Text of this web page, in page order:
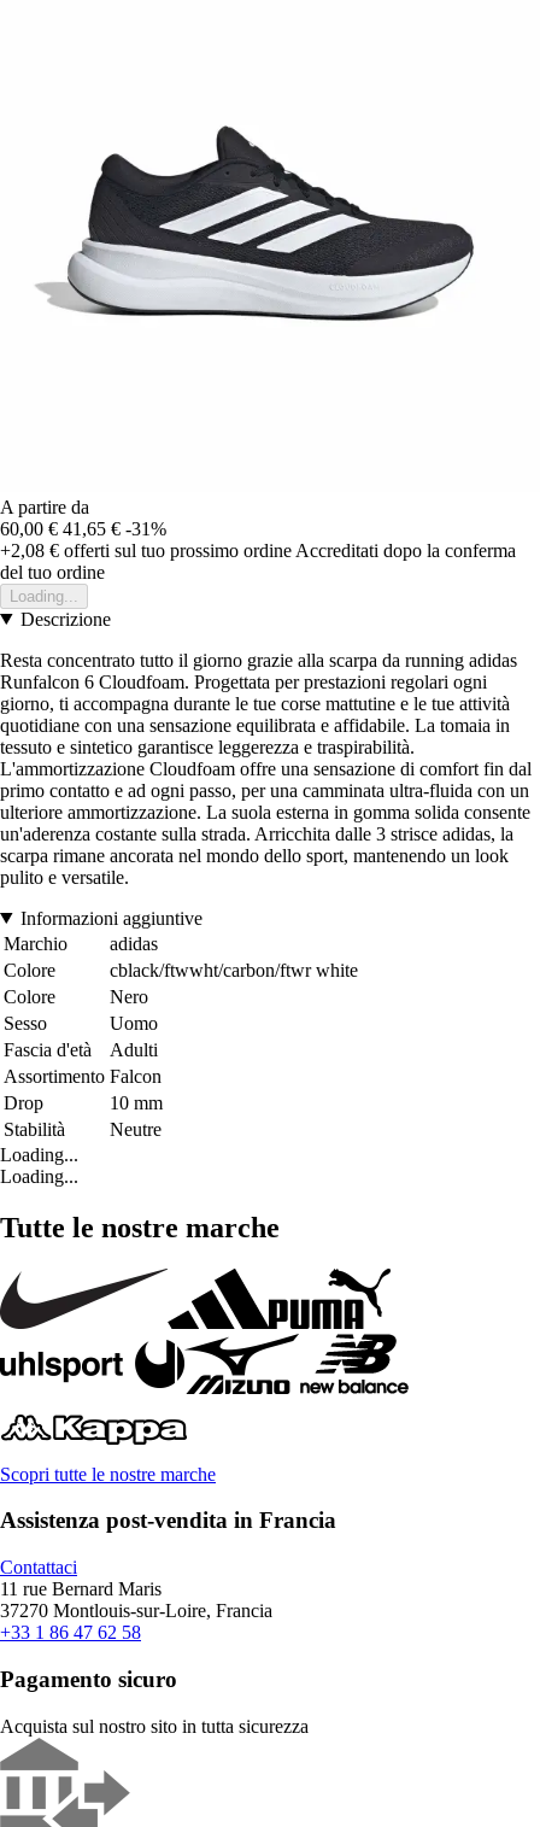
A partire da
60,00 € 41,65 € -31%
+2,08 € offerti sul tuo prossimo ordine Accreditati dopo la conferma
del tuo ordine
Loading...
Descrizione
Resta concentrato tutto il giorno grazie alla scarpa da running adidas
Runfalcon 6 Cloudfoam. Progettata per prestazioni regolari ogni
giorno, ti accompagna durante le tue corse mattutine e le tue attività
quotidiane con una sensazione equilibrata e affidabile. La tomaia in
tessuto e sintetico garantisce leggerezza e traspirabilità.
L'ammortizzazione Cloudfoam offre una sensazione di comfort fin dal
primo contatto e ad ogni passo, per una camminata ultra-fluida con un
ulteriore ammortizzazione. La suola esterna in gomma solida consente
un'aderenza costante sulla strada. Arricchita dalle 3 strisce adidas, la
scarpa rimane ancorata nel mondo dello sport, mantenendo un look
pulito e versatile.
Informazioni aggiuntive
Marchio
adidas
Colore
cblack/ftwwht/carbon/ftwr white
Colore
Nero
Sesso
Uomo
Fascia d'età
Adulti
Assortimento Falcon
Drop
10 mm
Stabilità
Neutre
Loading...
Loading...
Tutte le nostre marche
Scopri tutte le nostre marche
Assistenza post-vendita in Francia
Contattaci
11 rue Bernard Maris
37270 Montlouis-sur-Loire, Francia
+33 1 86 47 62 58
Pagamento sicuro
Acquista sul nostro sito in tutta sicurezza